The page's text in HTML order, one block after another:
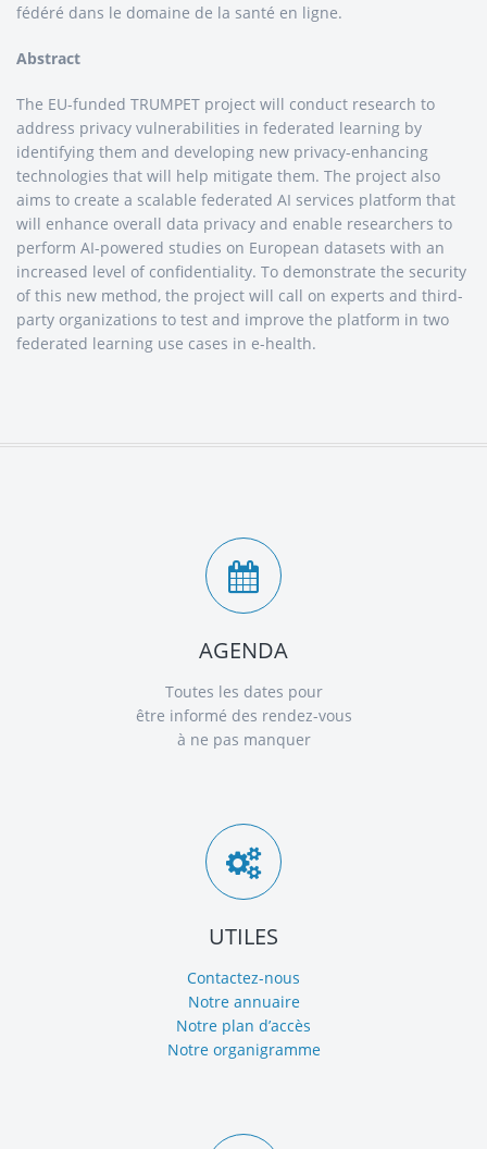
fédéré dans le domaine de la santé en ligne.
Abstract
The EU-funded TRUMPET project will conduct research to
address privacy vulnerabilities in federated learning by
identifying them and developing new privacy-enhancing
technologies that will help mitigate them. The project also
aims to create a scalable federated AI services platform that
will enhance overall data privacy and enable researchers to
perform AI-powered studies on European datasets with an
increased level of confidentiality. To demonstrate the security
of this new method, the project will call on experts and third-
party organizations to test and improve the platform in two
federated learning use cases in e-health.
AGENDA
Toutes les dates pour
être informé des rendez-vous
à ne pas manquer
UTILES
Contactez-nous
Notre annuaire
Notre plan d’accès
Notre organigramme